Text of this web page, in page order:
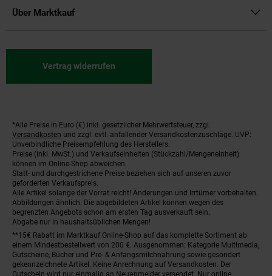
Über Marktkauf
Vertrag widerrufen
Fußnoten
*Alle Preise in Euro (€) inkl. gesetzlicher Mehrwertsteuer, zzgl.
Versandkosten und zzgl. evtl. anfallender Versandkostenzuschläge. UVP:
Unverbindliche Preisempfehlung des Herstellers.
Preise (inkl. MwSt.) und Verkaufseinheiten (Stückzahl/Mengeneinheit)
können im Online-Shop abweichen.
Statt- und durchgestrichene Preise beziehen sich auf unseren zuvor
geforderten Verkaufspreis.
Alle Artikel solange der Vorrat reicht! Änderungen und Irrtümer vorbehalten.
Abbildungen ähnlich. Die abgebildeten Artikel können wegen des
begrenzten Angebots schon am ersten Tag ausverkauft sein.
Abgabe nur in haushaltsüblichen Mengen!
**15€ Rabatt im Marktkauf Online-Shop auf das komplette Sortiment ab
einem Mindestbestellwert von 200 €. Ausgenommen: Kategorie Multimedia,
Gutscheine, Bücher und Pre- & Anfangsmilchnahrung sowie gesondert
gekennzeichnete Artikel. Keine Anrechnung auf Versandkosten. Der
Gutschein wird nur einmalig an Neuanmelder versendet. Nur online